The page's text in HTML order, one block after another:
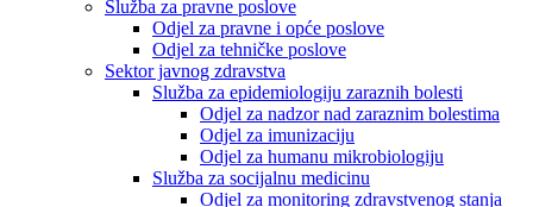
Služba za pravne poslove
Odjel za pravne i opće poslove
Odjel za tehničke poslove
Sektor javnog zdravstva
Služba za epidemiologiju zaraznih bolesti
Odjel za nadzor nad zaraznim bolestima
Odjel za imunizaciju
Odjel za humanu mikrobiologiju
Služba za socijalnu medicinu
Odjel za monitoring zdravstvenog stanja